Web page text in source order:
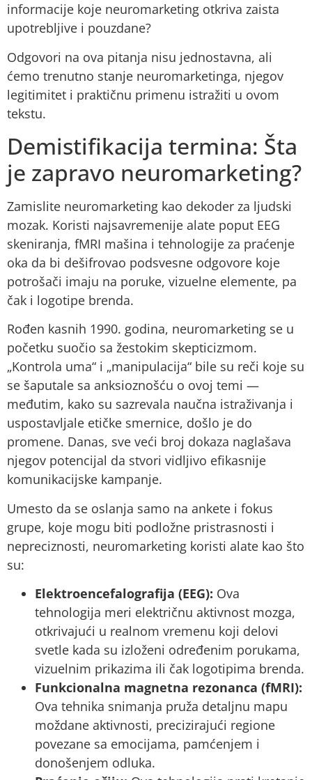
informacije koje neuromarketing otkriva zaista
upotrebljive i pouzdane?
Odgovori na ova pitanja nisu jednostavna, ali
ćemo trenutno stanje neuromarketinga, njegov
legitimitet i praktičnu primenu istražiti u ovom
tekstu.
Demistifikacija termina: Šta
je zapravo neuromarketing?
Zamislite neuromarketing kao dekoder za ljudski
mozak. Koristi najsavremenije alate poput EEG
skeniranja, fMRI mašina i tehnologije za praćenje
oka da bi dešifrovao podsvesne odgovore koje
potrošači imaju na poruke, vizuelne elemente, pa
čak i logotipe brenda.
Rođen kasnih 1990. godina, neuromarketing se u
početku suočio sa žestokim skepticizmom.
„Kontrola uma“ i „manipulacija“ bile su reči koje su
se šaputale sa anksioznošću o ovoj temi —
međutim, kako su sazrevala naučna istraživanja i
uspostavljale etičke smernice, došlo je do
promene. Danas, sve veći broj dokaza naglašava
njegov potencijal da stvori vidljivo efikasnije
komunikacijske kampanje.
Umesto da se oslanja samo na ankete i fokus
grupe, koje mogu biti podložne pristrasnosti i
nepreciznosti, neuromarketing koristi alate kao što
su:
Elektroencefalografija (EEG): Ova
tehnologija meri električnu aktivnost mozga,
otkrivajući u realnom vremenu koji delovi
svetle kada su izloženi određenim porukama,
vizuelnim prikazima ili čak logotipima brenda.
Funkcionalna magnetna rezonanca (fMRI):
Ova tehnika snimanja pruža detaljnu mapu
moždane aktivnosti, precizirajući regione
povezane sa emocijama, pamćenjem i
donošenjem odluka.